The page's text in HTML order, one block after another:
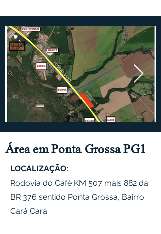
Área em Ponta Grossa PG1
LOCALIZAÇÃO:
Rodovia do Café KM 507 mais 882 da
BR 376 sentido Ponta Grossa, Bairro:
Cará Cará